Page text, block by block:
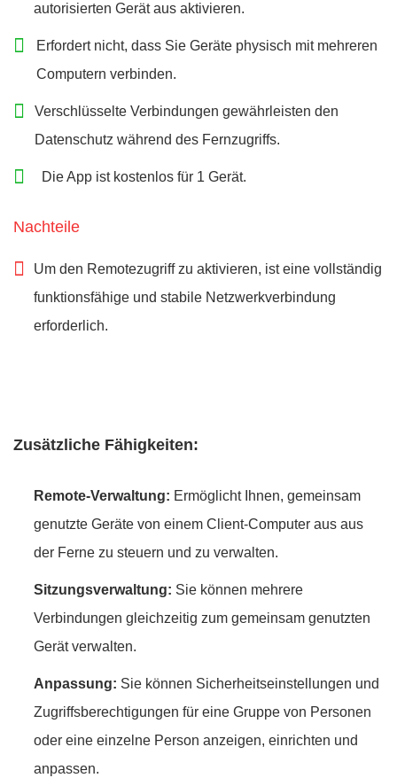
autorisierten Gerät aus aktivieren.
Erfordert nicht, dass Sie Geräte physisch mit mehreren
Computern verbinden.
Verschlüsselte Verbindungen gewährleisten den
Datenschutz während des Fernzugriffs.
Die App ist kostenlos für 1 Gerät.
Nachteile
Um den Remotezugriff zu aktivieren, ist eine vollständig
funktionsfähige und stabile Netzwerkverbindung
erforderlich.
Zusätzliche Fähigkeiten:
Remote-Verwaltung: Ermöglicht Ihnen, gemeinsam
genutzte Geräte von einem Client-Computer aus aus
der Ferne zu steuern und zu verwalten.
Sitzungsverwaltung: Sie können mehrere
Verbindungen gleichzeitig zum gemeinsam genutzten
Gerät verwalten.
Anpassung: Sie können Sicherheitseinstellungen und
Zugriffsberechtigungen für eine Gruppe von Personen
oder eine einzelne Person anzeigen, einrichten und
anpassen.